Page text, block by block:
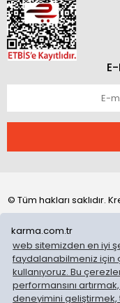
karma.com.tr
web sitemizden en iyi
faydalanabilmeniz için
kullanıyoruz. Bu
performansını artırmak,
deneyimini geliştirmek,
© Tüm hakları saklıdır.